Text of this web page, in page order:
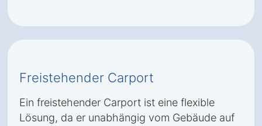
Freistehender Carport
Ein freistehender Carport ist eine flexible
Lösung, da er unabhängig vom Gebäude auf